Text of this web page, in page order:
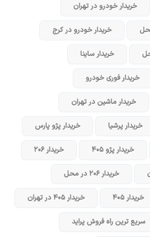
خریدار خودرو در تهران
خریدار خودرو در کرج
خریدار ساینا
خریدار فوری خودرو
خریدار ماشین در تهران
خریدار پرشیا خریدار پژو پارس
خریدار پژو ۴۰۵ خریدار ۲۰۶
خریدار ۲۰۶ در محل
خریدار ۴۰۵ خریدار ۴۰۵ در تهران
سریع ترین راه فروش پراید